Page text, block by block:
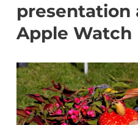
presentation
Apple Watch